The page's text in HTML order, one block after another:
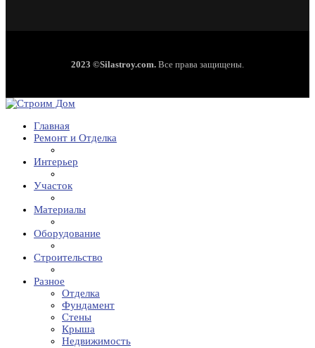
2023 ©Silastroy.com. Все права защищены.
Главная
Ремонт и Отделка
Интерьер
Участок
Материалы
Оборудование
Строительство
Разное
Отделка
Фундамент
Стены
Крыша
Недвижимость